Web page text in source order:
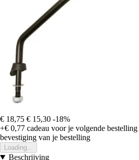
€ 18,75 € 15,30 -18%
+€ 0,77 cadeau voor je volgende bestelling
bevestiging van je bestelling
Loading...
Beschrijving